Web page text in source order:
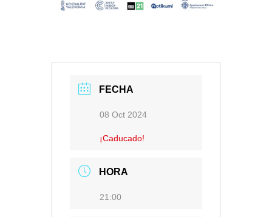
FECHA
08 Oct 2024
¡Caducado!
HORA
21:00